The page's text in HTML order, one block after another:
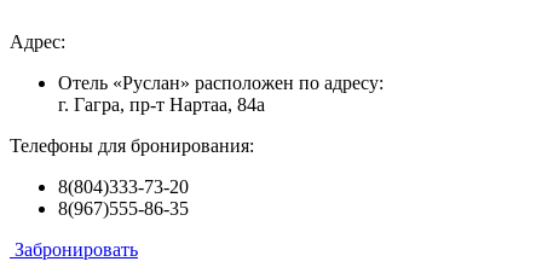
Адрес:
Отель «Руслан» расположен по адресу:
г. Гагра, пр-т Нартаа, 84а
Телефоны для бронирования:
8(804)333-73-20
8(967)555-86-35
Забронировать